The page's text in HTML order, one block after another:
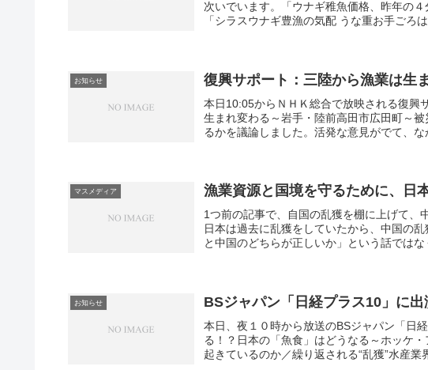
次いでいます。「ウナギ稚魚価格、昨年の
「シラスウナギ豊漁の気配 うな重お手ごろ
お知らせ 復興サポート：三陸から漁業は生
本日10:05からＮＨＫ総合で放映される復興
生まれ変わる～岩手・陸前高田市広田町～
るかを議論しました。活発な意見がでて、な
マスメディア 漁業資源と国境を守るために、日
1つ前の記事で、自国の乱獲を棚に上げて、
日本は過去に乱獲をしていたから、中国の
と中国のどちらが正しいか」という話では
お知らせ BSジャパン「日経プラス10」に出
本日、夜１０時から放送のBSジャパン「日
る！？日本の「魚食」はどうなる～ホッケ
起きているのか／繰り返される“乱獲”水産業